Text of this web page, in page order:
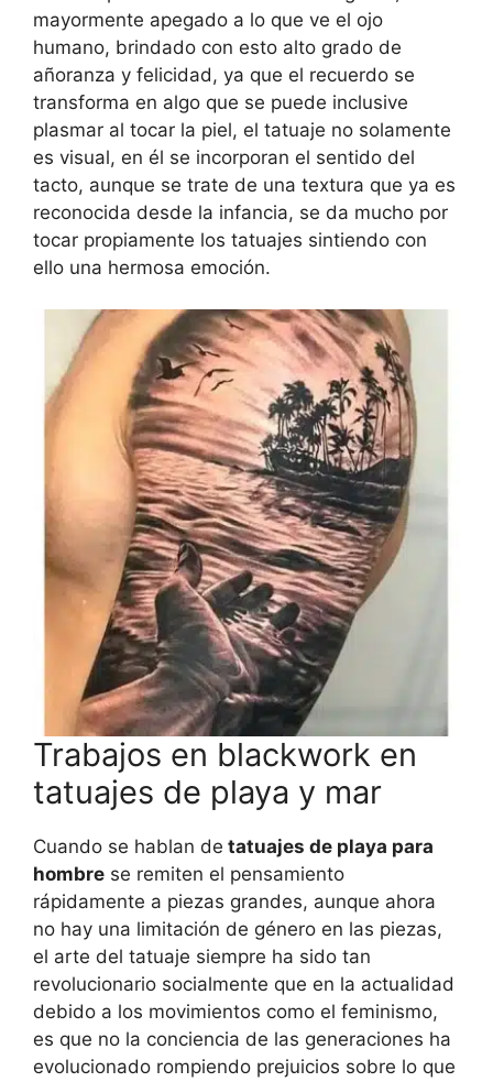
mayormente apegado a lo que ve el ojo
humano, brindado con esto alto grado de
añoranza y felicidad, ya que el recuerdo se
transforma en algo que se puede inclusive
plasmar al tocar la piel, el tatuaje no solamente
es visual, en él se incorporan el sentido del
tacto, aunque se trate de una textura que ya es
reconocida desde la infancia, se da mucho por
tocar propiamente los tatuajes sintiendo con
ello una hermosa emoción.
Trabajos en blackwork en
tatuajes de playa y mar
Cuando se hablan de tatuajes de playa para
hombre se remiten el pensamiento
rápidamente a piezas grandes, aunque ahora
no hay una limitación de género en las piezas,
el arte del tatuaje siempre ha sido tan
revolucionario socialmente que en la actualidad
debido a los movimientos como el feminismo,
es que no la conciencia de las generaciones ha
evolucionado rompiendo prejuicios sobre lo que